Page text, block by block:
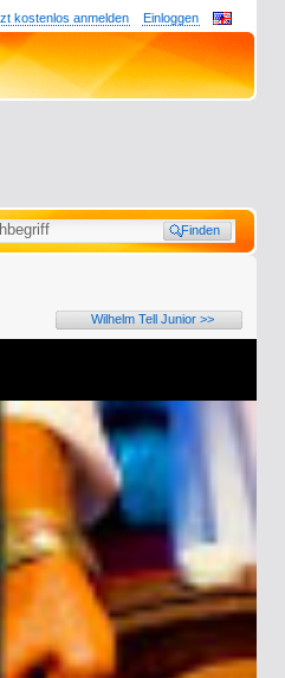
Einloggen
kostenlos anmelden
Wilhelm Tell Junior >>